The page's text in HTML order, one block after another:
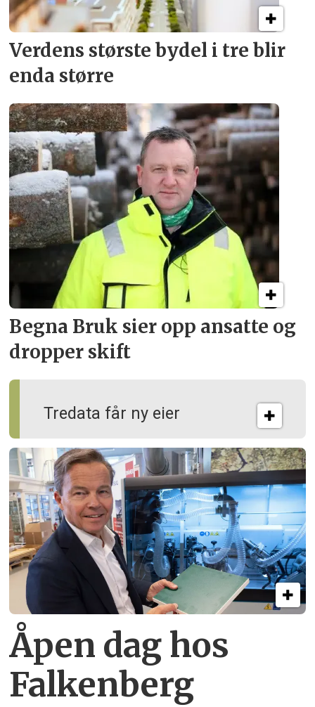
Verdens største bydel i tre blir
enda større
Tredata får ny eier
Begna Bruk sier opp ansatte og
dropper skift
Åpen dag hos
Falkenberg